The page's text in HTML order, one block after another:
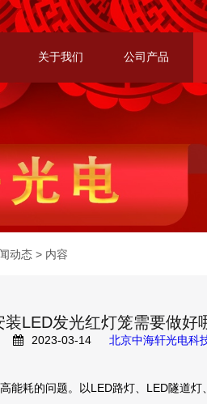
关于我们 公司产品
动态 > 内容
装LED发光红灯笼需要做好
2023-03-14 北京中海轩光电科
能耗的问题。以LED路灯、LED隧道